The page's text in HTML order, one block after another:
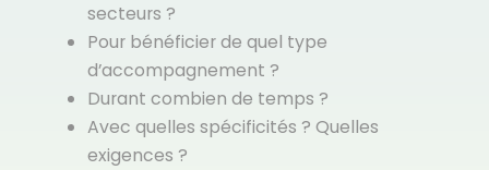
secteurs ?
Pour bénéficier de quel type
d’accompagnement ?
Durant combien de temps ?
Avec quelles spécificités ? Quelles
exigences ?